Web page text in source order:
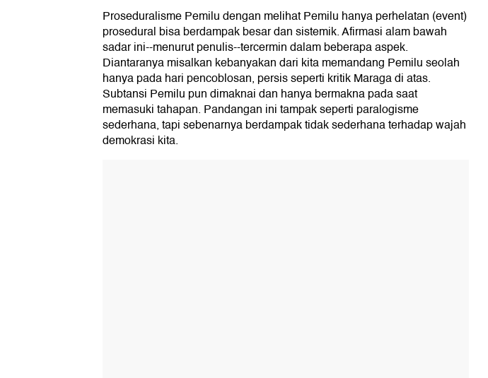
Proseduralisme Pemilu dengan melihat Pemilu hanya perhelatan (event)
prosedural bisa berdampak besar dan sistemik. Afirmasi alam bawah
sadar ini--menurut penulis--tercermin dalam beberapa aspek.
Diantaranya misalkan kebanyakan dari kita memandang Pemilu seolah
hanya pada hari pencoblosan, persis seperti kritik Maraga di atas.
Subtansi Pemilu pun dimaknai dan hanya bermakna pada saat
memasuki tahapan. Pandangan ini tampak seperti paralogisme
sederhana, tapi sebenarnya berdampak tidak sederhana terhadap wajah
demokrasi kita.